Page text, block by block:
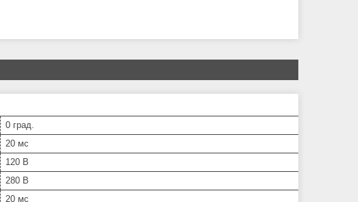
0 град.
20 мс
120 В
280 В
20 мс